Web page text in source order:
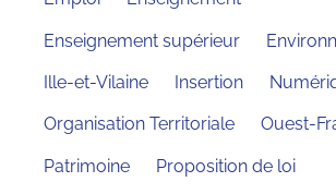
Enseignement supérieur
Ille-et-Vilaine Insertion
Organisation Territoriale Ouest-
Patrimoine Proposition de loi